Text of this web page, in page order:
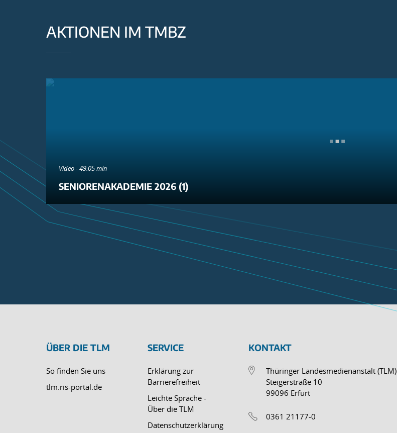
AKTIONEN IM TMBZ
Video - 49:05 min
SENIORENAKADEMIE 2026 (1)
ÜBER DIE TLM
So finden Sie uns
tlm.ris-portal.de
SERVICE
Erklärung zur
Barrierefreiheit
Leichte Sprache -
Über die TLM
Datenschutzerklärung
KONTAKT
Thüringer Landesmedienanstalt (TLM)
Steigerstraße 10
99096 Erfurt
0361 21177-0